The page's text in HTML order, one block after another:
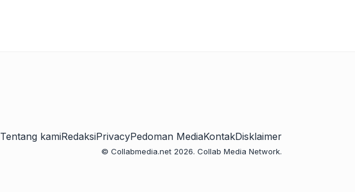
Tentang kamiRedaksiPrivacyPedoman MediaKontakDisklaimer
© Collabmedia.net 2026. Collab Media Network.